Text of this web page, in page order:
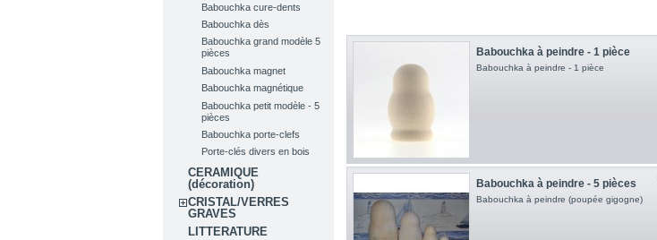
Babouchka cure-dents
Babouchka dès
Babouchka grand modèle 5
pièces
Babouchka magnet
Babouchka magnétique
Babouchka petit modèle - 5
pièces
Babouchka porte-clefs
Porte-clés divers en bois
CERAMIQUE
(décoration)
CRISTAL/VERRES
GRAVES
LITTERATURE
Babouchka à peindre - 1 pièce
Babouchka à peindre - 1 pièce
Babouchka à peindre - 5 pièces
Babouchka à peindre (poupée gigogne)